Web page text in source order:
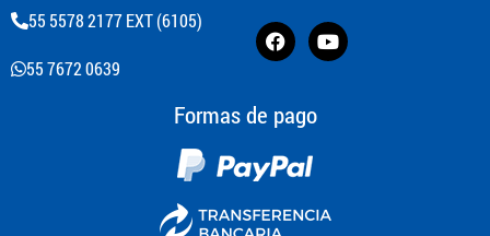
55 5578 2177 EXT (6105)
55 7672 0639
Formas de pago